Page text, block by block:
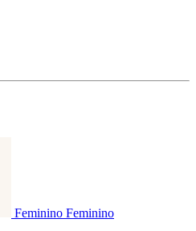
Feminino Feminino